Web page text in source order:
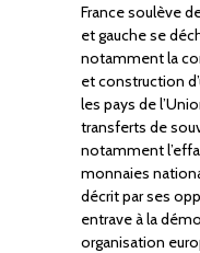
France soulève
et gauche se
notamment la
et construction
les pays de
transferts de
notamment
monnaies
décrit par ses
entrave à la
organisation